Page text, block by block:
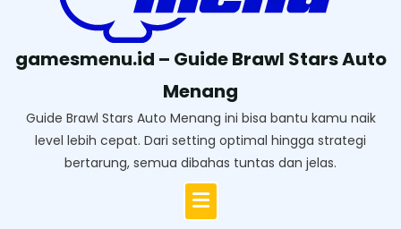
gamesmenu.id – Guide Brawl Stars Auto
Menang
Guide Brawl Stars Auto Menang ini bisa bantu kamu naik
level lebih cepat. Dari setting optimal hingga strategi
bertarung, semua dibahas tuntas dan jelas.